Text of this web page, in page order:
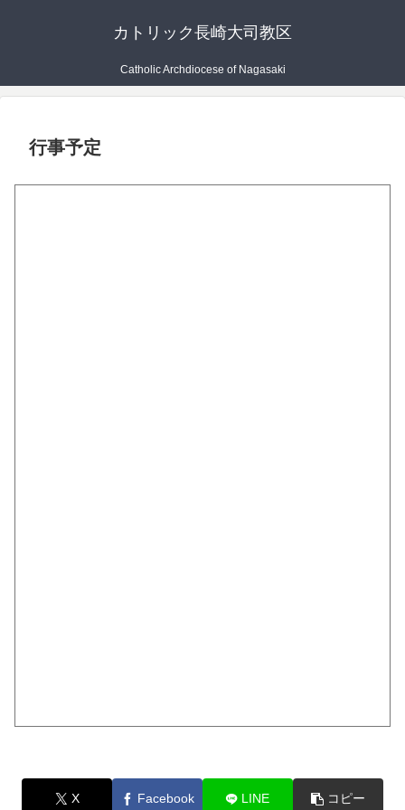
カトリック長崎大司教区
Catholic Archdiocese of Nagasaki
行事予定
X Facebook LINE コピー